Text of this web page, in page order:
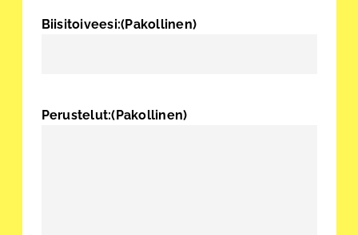
Biisitoiveesi:(Pakollinen)
Perustelut:(Pakollinen)